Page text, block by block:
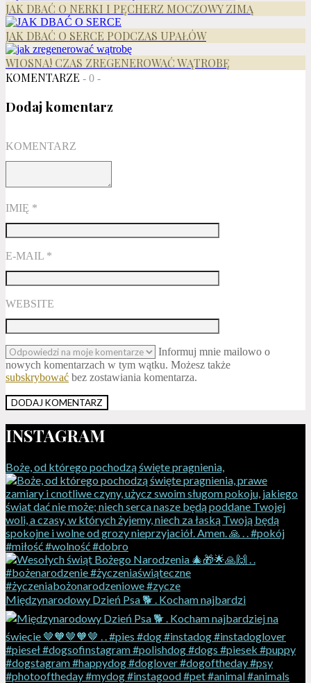
JAK DBAĆ O NERKI I PĘCHERZ MOCZOWY ZIMĄ
JAK DBAĆ O SERCE PODCZAS UPAŁÓW
WIOSNA! CZAS ZREGENEROWAĆ WĄTROBĘ
KOMENTARZE - 0 -
Dodaj komentarz
KOMENTARZ
IMIĘ *
E-MAIL *
WEBSITE
Informuj mnie mailowo o
nowych komentarzach w tym wątku. Możesz także
subskrybować bez zostawiania komentarza.
INSTAGRAM
Boże, od którego pochodzą święte pragnienia,
Międzynarodowy Dzień Psa 🐕 . Kocham najbardzi